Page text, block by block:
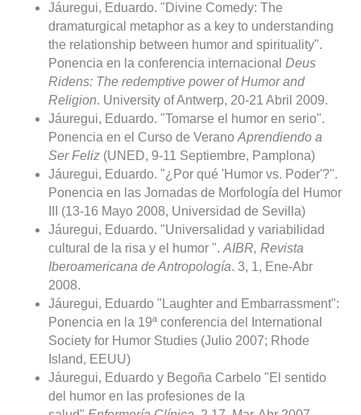
Jáuregui, Eduardo. "Divine Comedy: The
dramaturgical metaphor as a key to understanding
the relationship between humor and spirituality".
Ponencia en la conferencia internacional Deus
Ridens: The redemptive power of Humor and
Religion. University of Antwerp, 20-21 Abril 2009.
Jáuregui, Eduardo. "Tomarse el humor en serio".
Ponencia en el Curso de Verano Aprendiendo a
Ser Feliz (UNED, 9-11 Septiembre, Pamplona)
Jáuregui, Eduardo. "¿Por qué 'Humor vs. Poder'?".
Ponencia en las Jornadas de Morfología del Humor
III (13-16 Mayo 2008, Universidad de Sevilla)
Jáuregui, Eduardo. "Universalidad y variabilidad
cultural de la risa y el humor ". AIBR, Revista
Iberoamericana de Antropología. 3, 1, Ene-Abr
2008.
Jáuregui, Eduardo "Laughter and Embarrassment":
Ponencia en la 19ª conferencia del International
Society for Humor Studies (Julio 2007; Rhode
Island, EEUU)
Jáuregui, Eduardo y Begoña Carbelo "El sentido
del humor en las profesiones de la